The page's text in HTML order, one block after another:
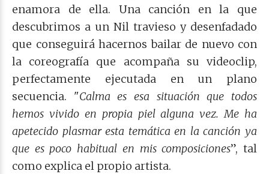
enamora de ella. Una canción en la que
descubrimos a un Nil travieso y desenfadado
que conseguirá hacernos bailar de nuevo con
la coreografía que acompaña su videoclip,
perfectamente ejecutada en un plano
secuencia. "Calma es esa situación que todos
hemos vivido en propia piel alguna vez. Me ha
apetecido plasmar esta temática en la canción ya
que es poco habitual en mis composiciones”, tal
como explica el propio artista.